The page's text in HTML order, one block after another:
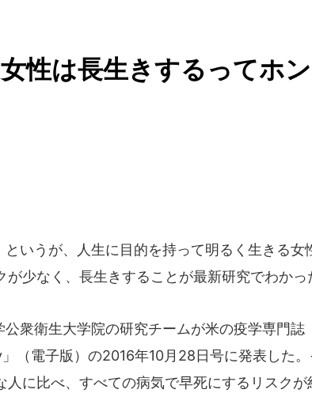
性は長生きするってホ
いうが、人生に目的を持って明るく生きる女
が少なく、長生きすることが最新研究でわかっ
衆衛生大学院の研究チームが米の疫学専門
（電子版）の2016年10月28日号に発表した
人に比べ、すべての病気で早死にするリスク